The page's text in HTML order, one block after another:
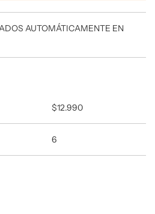
AUTOMÁTICAMENTE EN
$12.990
6